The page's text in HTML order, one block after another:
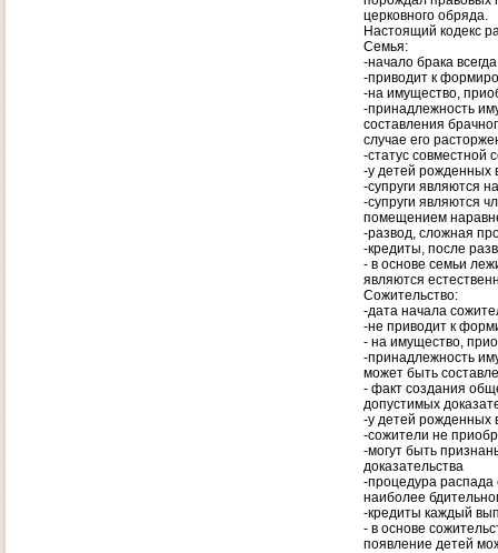
церковного обряда.
Настоящий кодекс
Семья:
-начало брака
-приводит к
-на имущество,
-принадлежность
составления
случае его
-статус совместной
-у детей рожденных
-супруги являются
-супруги являются
помещением
-развод, сложная
-кредиты, после
- в основе семьи
являются
Сожительство:
-дата начала
-не приводит к
- на имущество,
-принадлежность
может быть
- факт создания
допустимых
-у детей рожденных
-сожители не
-могут быть
доказательства
-процедура распада
наиболее
-кредиты каждый
- в основе
появление детей